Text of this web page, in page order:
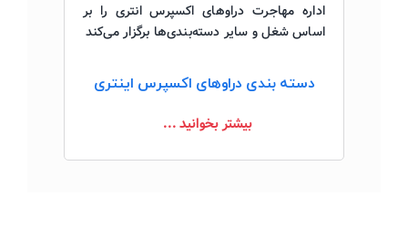
اداره مهاجرت دراوهای اکسپرس انتری را بر
اساس شغل و سایر دسته‌بندی‌ها برگزار می‌کند
دسته بندی دراوهای اکسپرس اینتری
بیشتر بخوانید ...